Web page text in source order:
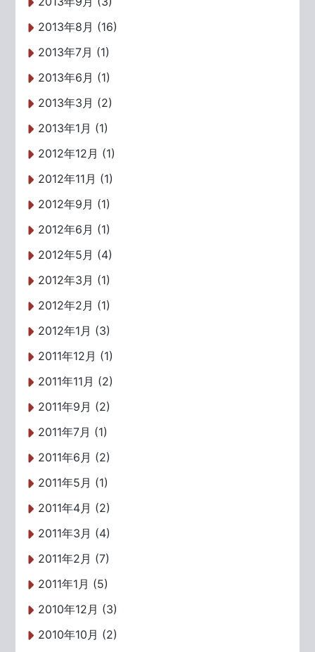
2013年8月 (16)
2013年7月 (1)
2013年6月 (1)
2013年3月 (2)
2013年1月 (1)
2012年12月 (1)
2012年11月 (1)
2012年9月 (1)
2012年6月 (1)
2012年5月 (4)
2012年3月 (1)
2012年2月 (1)
2012年1月 (3)
2011年12月 (1)
2011年11月 (2)
2011年9月 (2)
2011年7月 (1)
2011年6月 (2)
2011年5月 (1)
2011年4月 (2)
2011年3月 (4)
2011年2月 (7)
2011年1月 (5)
2010年12月 (3)
2010年10月 (2)